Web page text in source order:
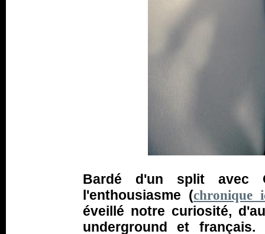
Bardé d'un split avec
l'enthousiasme (chronique
éveillé notre curiosité,
underground et